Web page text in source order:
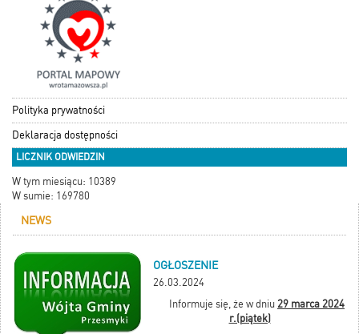
Polityka prywatności
Deklaracja dostępności
LICZNIK ODWIEDZIN
W tym miesiącu: 10389
W sumie: 169780
NEWS
OGŁOSZENIE
26.03.2024
Informuje się, że w dniu 29 marca 2024
r.(piątek)